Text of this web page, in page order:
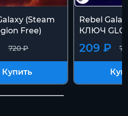
(Steam
Free)
720 ₽
Купить
Rebel
КЛЮЧ
209 ₽